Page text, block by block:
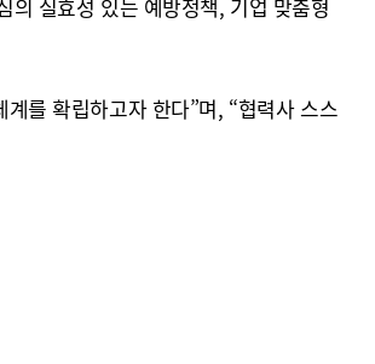
의 실효성 있는 예방정책, 기업 맞춤형
를 확립하고자 한다”며, “협력사 스스